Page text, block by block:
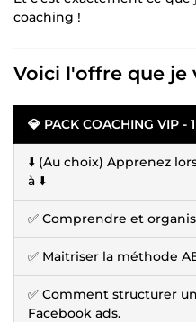
coaching !
Voici l'offre que je
💎 PACK COACHING VIP -
⬇️ (Au choix) Apprenez
à ⬇️
✅ Comprendre et
✅ Maitriser la méthode
✅ Comment structurer
Facebook ads.